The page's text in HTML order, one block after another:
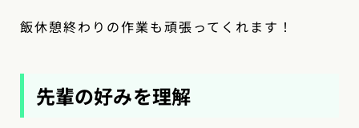
飯休憩終わりの作業も頑張ってくれます！
先輩の好みを理解